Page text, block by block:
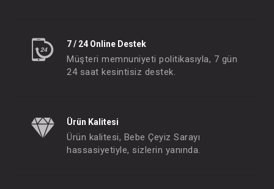
7 / 24 Online Destek
Müşteri memnuniyeti politikasıyla, 7 gün
24 saat kesintisiz destek.
Ürün Kalitesi
Ürün kalitesi, Bebe Çeyiz Sarayı
hassasiyetiyle, sizlerin yanında.